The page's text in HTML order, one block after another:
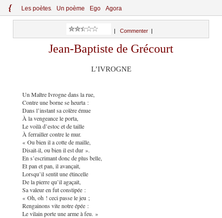
{ Les poètes Un poème Ego Agora
Commenter
Jean-Baptiste de Grécourt
L’IVROGNE
Un Maître Ivrogne dans la rue,
Contre une borne se heurta :
Dans l’instant sa colère émue
À la vengeance le porta,
Le voilà d’estoc et de taille
À ferrailler contre le mur.
« Ou bien il a cotte de maille,
Disait-il, ou bien il est dur ».
En s’escrimant donc de plus belle,
Et pan et pan, il avançait,
Lorsqu’il sentit une étincelle
De la pierre qu’il agaçait,
Sa valeur en fut constipée :
« Oh, oh ! ceci passe le jeu ;
Rengainons vite notre épée :
Le vilain porte une arme à feu. »